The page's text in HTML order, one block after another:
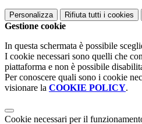
Personalizza Rifiuta tutti i cookies
Gestione cookie
In questa schermata è possibile
I cookie necessari sono quelli che
piattaforma e non è possibile
Per conoscere quali sono i cookie
visionare la COOKIE POLICY.
Cookie necessari per il